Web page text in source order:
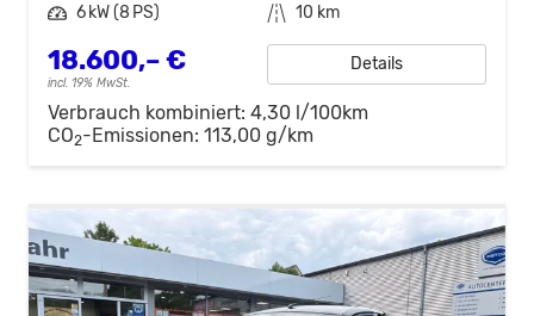
Leistung 6 kW (8 PS) Kilometerstand 10 km
18.600,– €
incl. 19% MwSt.
Details
Verbrauch kombiniert: 4,30 l/100km
CO2-Emissionen: 113,00 g/km